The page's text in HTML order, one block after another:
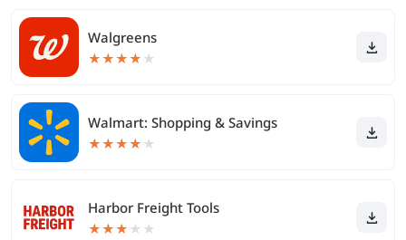
Walgreens
★★★★ ★
Walmart: Shopping & Savings
★★★★ ★
Harbor Freight Tools
★★★ ★ ★